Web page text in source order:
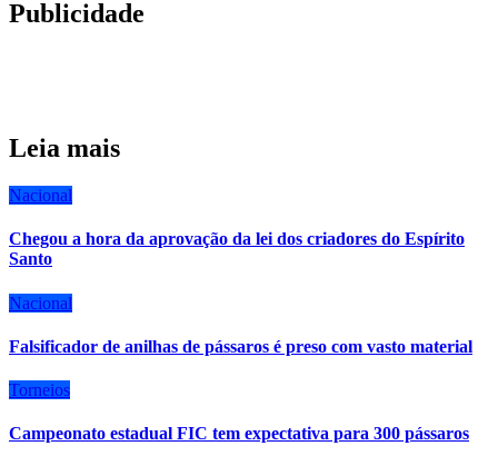
Publicidade
Leia mais
Nacional
Chegou a hora da aprovação da lei dos criadores do Espírito
Santo
Nacional
Falsificador de anilhas de pássaros é preso com vasto material
Torneios
Campeonato estadual FIC tem expectativa para 300 pássaros